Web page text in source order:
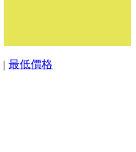
| 最低價格